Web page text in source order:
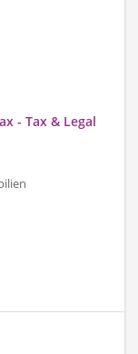
- Tax & Legal